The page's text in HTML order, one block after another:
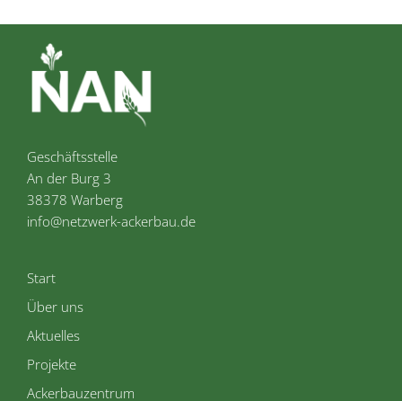
Geschäftsstelle
An der Burg 3
38378 Warberg
info@netzwerk-ackerbau.de
Start
Über uns
Aktuelles
Projekte
Ackerbauzentrum